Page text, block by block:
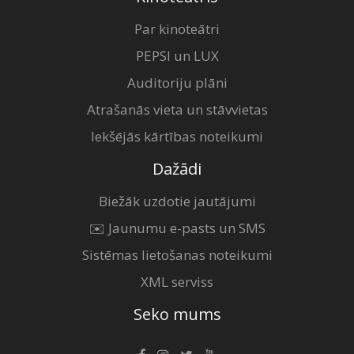
Par kinoteātri
PEPSI un LUX
Auditoriju plāni
Atrašanās vieta un stāvvietas
Iekšējās kārtības noteikumi
Dažādi
Biežāk uzdotie jautājumi
✉️ Jaunumu e-pasts un SMS
Sistēmas lietošanas noteikumi
XML serviss
Seko mums